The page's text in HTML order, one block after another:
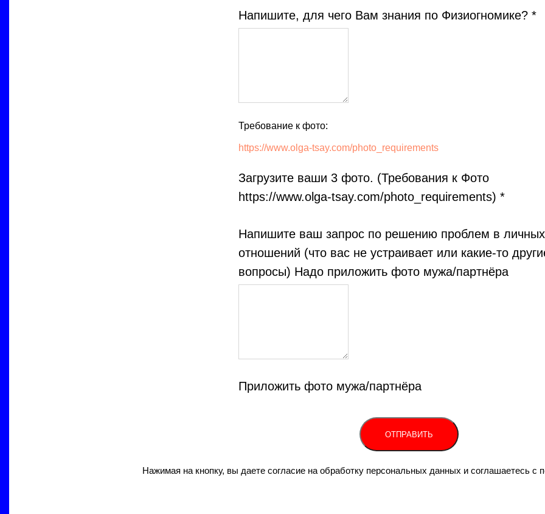
Напишите, для чего Вам знания по Физиогномике? *
Требование к фото:
https://www.olga-tsay.com/photo_requirements
Загрузите ваши 3 фото. (Требования к Фото
https://www.olga-tsay.com/photo_requirements) *
Напишите ваш запрос по решению проблем в личных
отношений (что вас не устраивает или какие-то
вопросы) Надо приложить фото мужа/партнёра
Приложить фото мужа/партнёра
ОТПРАВИТЬ
Нажимая на кнопку, вы даете согласие на обработку персональных данных и соглашаетесь c